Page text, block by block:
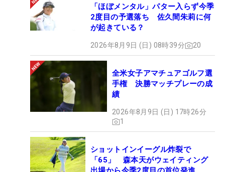
「ほぼメンタル」パター入らず今季
2度目の予選落ち 佐久間朱莉に何
が起きている？
2026年8月9日 (日) 08時39分 20
全米女子アマチュアゴルフ選
手権 決勝マッチプレーの成
績
2026年8月9日 (日) 17時26分
1
ショットインイーグル炸裂で
「65」 森本天がウェイティング